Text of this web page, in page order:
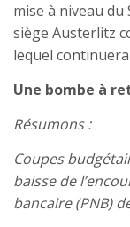
mise à niveau du
siège Austerlitz
lequel
Une bombe à
Résumons :
Coupes
baisse de
bancaire (PNB)